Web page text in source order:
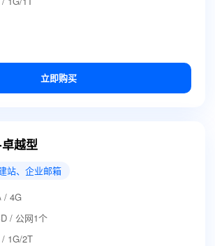
立即购买
越型
站、企业邮箱
/ 4G
/ 公网1个
/ 1G/2T